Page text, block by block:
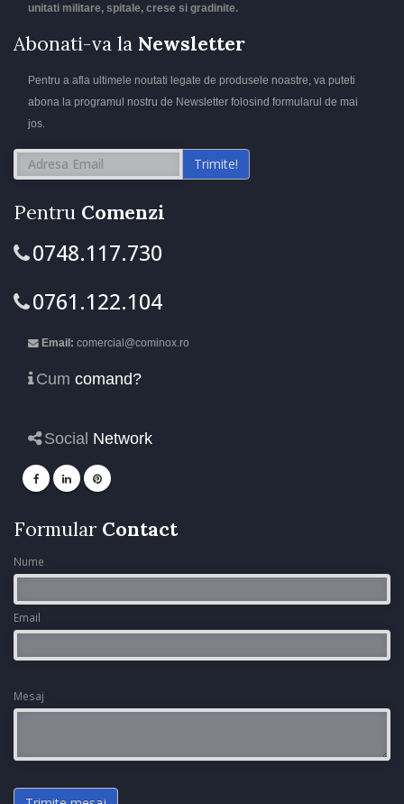
unitati militare, spitale, crese si gradinite.
Abonati-va la Newsletter
Pentru a afla ultimele noutati legate de produsele noastre, va puteti
abona la programul nostru de Newsletter folosind formularul de mai
jos.
Trimite!
Pentru Comenzi
0748.117.730
0761.122.104
Email: comercial@cominox.ro
Cum comand?
Social Network
Formular Contact
Nume
Email
Mesaj